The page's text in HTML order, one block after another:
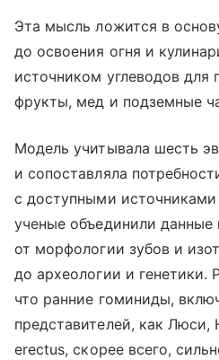
Эта мысль ложится в
до освоения огня и
источником углеводов для
фрукты, мед и подземные
Модель учитывала шесть
и сопоставляла
с доступными
ученые объединили
от морфологии зубов и
до археологии и генетики.
что ранние гоминиды,
представителей, как Люси,
erectus, скорее всего,